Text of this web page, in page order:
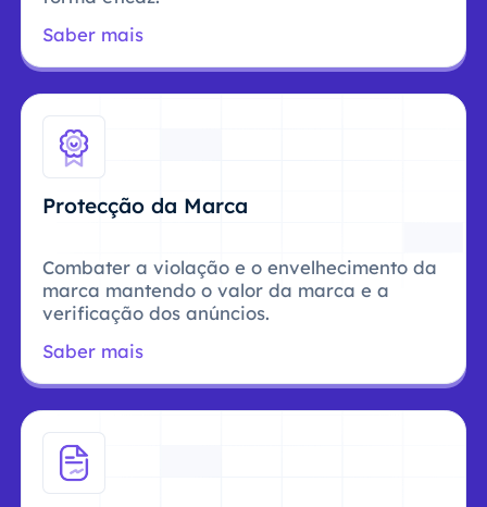
Saber mais
Protecção da Marca
Combater a violação e o envelhecimento da
marca mantendo o valor da marca e a
verificação dos anúncios.
Saber mais